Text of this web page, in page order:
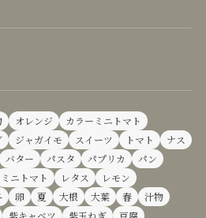
オレンジ
カラーミニトマト
ジャガイモ スイーツ トマト
ナス
バター パスタ パプリカ
パン
ミニトマト レタス
レモン
卵 夏 大根 大葉 春
汁物